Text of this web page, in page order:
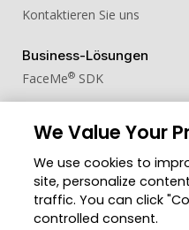
Kontaktieren Sie uns
Business-Lösungen
FaceMe® SDK
Community
Mitgliederbereich
Blog
We Value Your
We use cookies to
site, personalize
traffic. You can click
controlled consent.